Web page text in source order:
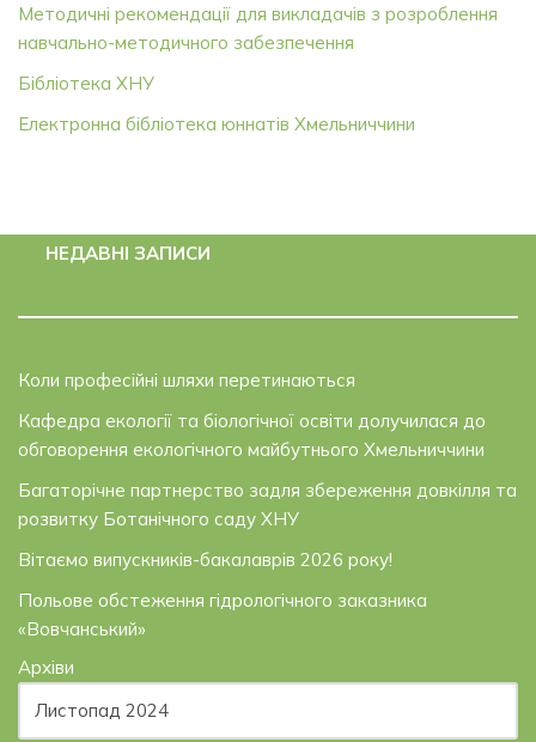
Методичні рекомендації для викладачів з розроблення
навчально-методичного забезпечення
Бібліотека ХНУ
Електронна бібліотека юннатів Хмельниччини
НЕДАВНІ ЗАПИСИ
Коли професійні шляхи перетинаються
Кафедра екології та біологічної освіти долучилася до
обговорення екологічного майбутнього Хмельниччини
Багаторічне партнерство задля збереження довкілля та
розвитку Ботанічного саду ХНУ
Вітаємо випускників-бакалаврів 2026 року!
Польове обстеження гідрологічного заказника
«Вовчанський»
Архіви